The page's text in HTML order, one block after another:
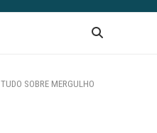
TUDO SOBRE MERGULHO